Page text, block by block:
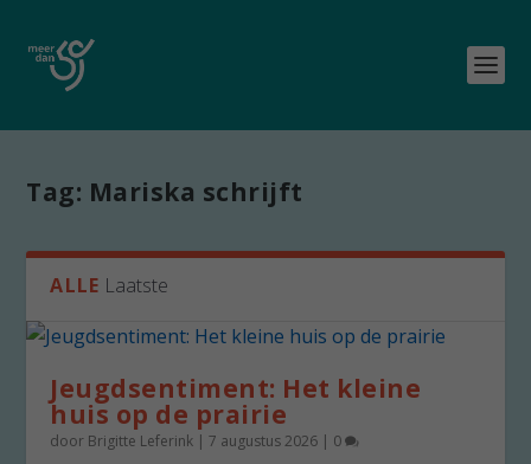
Tag: Mariska schrijft
ALLE Laatste
Jeugdsentiment: Het kleine
huis op de prairie
door Brigitte Leferink |7 augustus 2026 | 0